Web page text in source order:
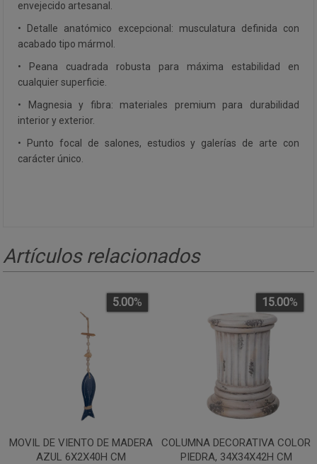
envejecido artesanal.
• Detalle anatómico excepcional: musculatura definida con
acabado tipo mármol.
• Peana cuadrada robusta para máxima estabilidad en
cualquier superficie.
• Magnesia y fibra: materiales premium para durabilidad
interior y exterior.
• Punto focal de salones, estudios y galerías de arte con
carácter único.
Artículos relacionados
MOVIL DE VIENTO DE MADERA
AZUL 6X2X40H CM
5.00%
COLUMNA DECORATIVA COLOR
PIEDRA, 34X34X42H CM
15.00%